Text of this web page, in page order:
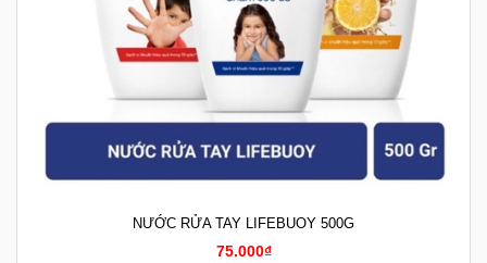
NƯỚC RỬA TAY LIFEBUOY 500G
75.000₫